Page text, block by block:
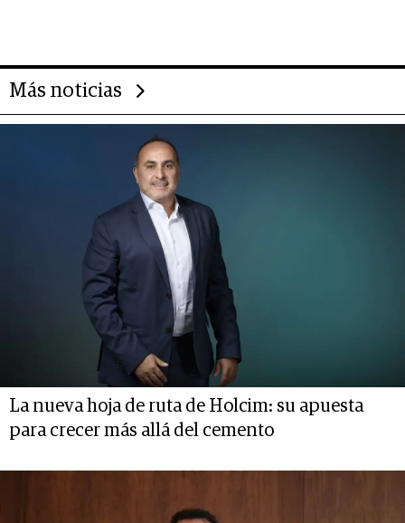
Más noticias
La nueva hoja de ruta de Holcim: su apuesta
para crecer más allá del cemento